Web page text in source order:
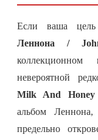
Если ваша
Леннона /
невероятной
Milk And Honey
альбом
предельно